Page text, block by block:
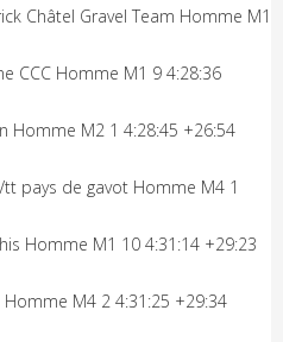
Châtel Gravel Team Homme M1
CCC Homme M1 9 4:28:36
Homme M2 1 4:28:45 +26:54
pays de gavot Homme M4 1
Homme M1 10 4:31:14 +29:23
Homme M4 2 4:31:25 +29:34